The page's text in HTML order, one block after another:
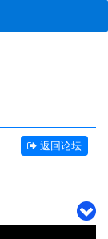
返回论坛